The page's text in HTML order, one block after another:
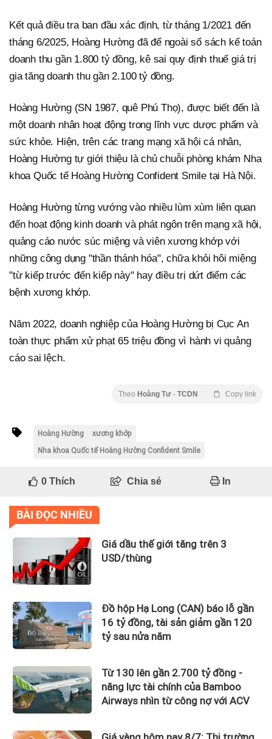
Kết quả điều tra ban đầu xác định, từ tháng 1/2021 đến
tháng 6/2025, Hoàng Hường đã để ngoài sổ sách kế toán
doanh thu gần 1.800 tỷ đồng, kê sai quy định thuế giá trị
gia tăng doanh thu gần 2.100 tỷ đồng.
Hoàng Hường (SN 1987, quê Phú Thọ), được biết đến là
một doanh nhân hoạt động trong lĩnh vực dược phẩm và
sức khỏe. Hiện, trên các trang mạng xã hội cá nhân,
Hoàng Hường tự giới thiệu là chủ chuỗi phòng khám Nha
khoa Quốc tế Hoàng Hường Confident Smile tại Hà Nội.
Hoàng Hường từng vướng vào nhiều lùm xùm liên quan
đến hoạt động kinh doanh và phát ngôn trên mạng xã hội,
quảng cáo nước súc miệng và viên xương khớp với
những công dụng "thần thánh hóa", chữa khỏi hôi miệng
"từ kiếp trước đến kiếp này" hay điều trị dứt điểm các
bệnh xương khớp.
Năm 2022, doanh nghiệp của Hoàng Hường bị Cục An
toàn thực phẩm xử phạt 65 triệu đồng vì hành vi quảng
cáo sai lệch.
Theo Hoàng Tư - TCDN Copy link
Hoàng Hường
xương khớp
Nha khoa Quốc tế Hoàng Hường Confident Smile
0Thích Chia sẻ In
BÀI ĐỌC NHIỀU
Giá dầu thế giới tăng trên 3
USD/thùng
Đồ hộp Hạ Long (CAN) báo lỗ gần
16 tỷ đồng, tài sản giảm gần 120
tỷ sau nửa năm
Từ 130 lên gần 2.700 tỷ đồng -
năng lực tài chính của Bamboo
Airways nhìn từ công nợ với ACV